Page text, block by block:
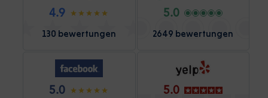
4.9
130 bewertungen
5.0
2649 bewertungen
5.0 5.0